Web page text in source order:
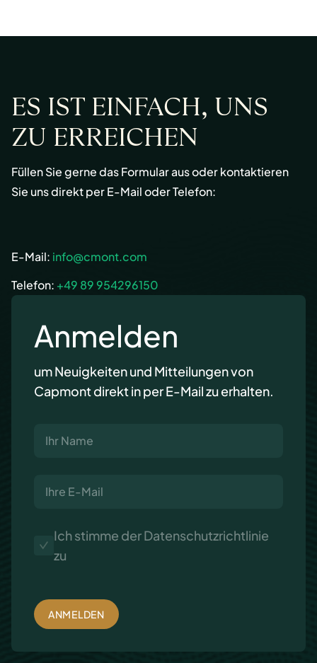
ES IST EINFACH, UNS
ZU ERREICHEN
Füllen Sie gerne das Formular aus oder kontaktieren
Sie uns direkt per E-Mail oder Telefon:
E-Mail: info@cmont.com
Telefon: +49 89 954296150
Anmelden
um Neuigkeiten und Mitteilungen von
Capmont direkt in per E-Mail zu erhalten.
Ich stimme derDatenschutzrichtlinie
zu
ANMELDEN